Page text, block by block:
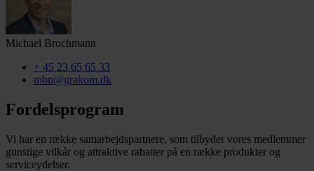
Michael Brochmann
+ 45 23 65 65 33
mbn@grakom.dk
Fordelsprogram
Vi har en række samarbejdspartnere, som tilbyder vores medlemmer
gunstige vilkår og attraktive rabatter på en række produkter og
serviceydelser.